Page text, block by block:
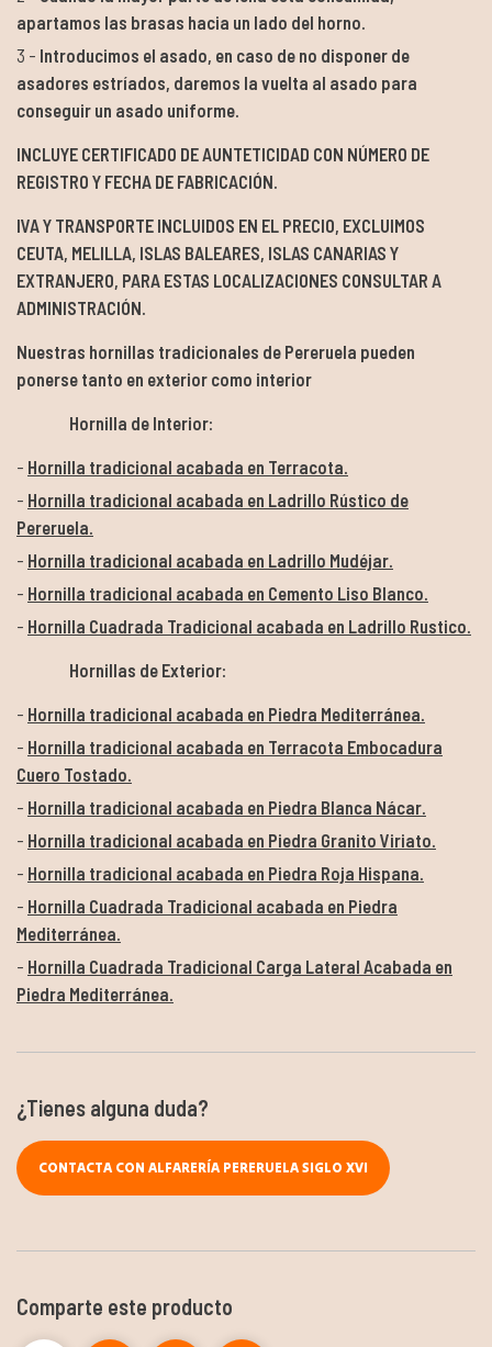
apartamos las brasas hacia un lado del horno.
Introducimos el asado, en caso de no disponer de
asadores estríados, daremos la vuelta al asado para
conseguir un asado uniforme.
INCLUYE CERTIFICADO DE AUNTETICIDAD CON NÚMERO DE
REGISTRO Y FECHA DE FABRICACIÓN.
IVA Y TRANSPORTE INCLUIDOS EN EL PRECIO, EXCLUIMOS
CEUTA, MELILLA, ISLAS BALEARES, ISLAS CANARIAS Y
EXTRANJERO, PARA ESTAS LOCALIZACIONES CONSULTAR A
ADMINISTRACIÓN.
Nuestras hornillas tradicionales de Pereruela pueden
ponerse tanto en exterior como interior
Hornilla de Interior:
Hornilla tradicional acabada en Terracota.
Hornilla tradicional acabada en Ladrillo Rústico de
Pereruela.
Hornilla tradicional acabada en Ladrillo Mudéjar.
Hornilla tradicional acabada en Cemento Liso Blanco.
Hornilla Cuadrada Tradicional acabada en Ladrillo Rustico.
Hornillas de Exterior:
Hornilla tradicional acabada en Piedra Mediterránea.
Hornilla tradicional acabada en Terracota Embocadura
Cuero Tostado.
Hornilla tradicional acabada en Piedra Blanca Nácar.
Hornilla tradicional acabada en Piedra Granito Viriato.
Hornilla tradicional acabada en Piedra Roja Hispana.
Hornilla Cuadrada Tradicional acabada en Piedra
Mediterránea.
Hornilla Cuadrada Tradicional Carga Lateral Acabada en
Piedra Mediterránea.
¿Tienes alguna duda?
CONTACTA CON ALFARERÍA PERERUELA SIGLO XVI
Comparte este producto